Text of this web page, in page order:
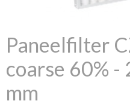
Paneelfilter
coarse 60% -
mm